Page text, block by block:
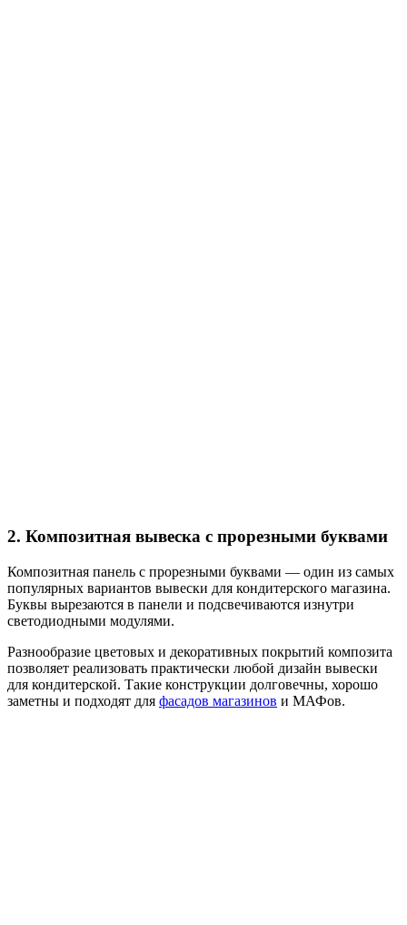
2. Композитная вывеска с прорезными буквами
Композитная панель с прорезными буквами — один из самых
популярных вариантов вывески для кондитерского магазина.
Буквы вырезаются в панели и подсвечиваются изнутри
светодиодными модулями.
Разнообразие цветовых и декоративных покрытий композита
позволяет реализовать практически любой дизайн вывески
для кондитерской. Такие конструкции долговечны, хорошо
заметны и подходят для фасадов магазинов и МАФов.